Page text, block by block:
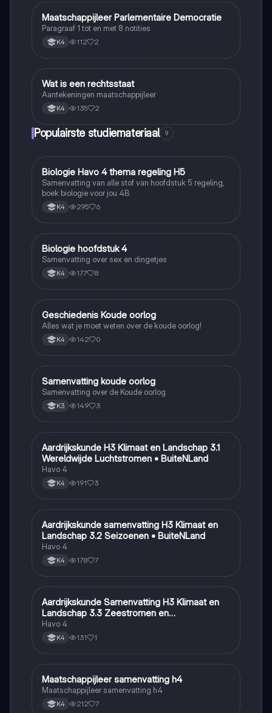
MMaatschappijleer
Maatschappijleer Parlementaire Democratie
Paragraaf 1 tot en met 8 notities
K4 112 2
WMaatschappijleer
Wat is een rechtsstaat
Aantekeningen maatschappijleer
K4 135 2
Populairste studiemateriaal 9
BBiologie
Biologie Havo 4 thema regeling H5
Samenvatting van alle stof van hoofdstuk 5 regeling,
boek biologie voor jou 4B
K4 295 6
BBiologie
Biologie hoofdstuk 4
Samenvatting over sex en dingetjes
K4 177 8
GGeschiedenis
Geschiedenis Koude oorlog
Alles wat je moet weten over de koude oorlog!
K4 142 0
SGeschiedenis
Samenvatting koude oorlog
Samenvatting over de Koude oorlog
K3 149 3
AAardrijkskunde
Aardrijkskunde H3 Klimaat en Landschap 3.1
Wereldwijde Luchtstromen • BuiteNLand
Havo 4
K4 191 3
AAardrijkskunde
Aardrijkskunde samenvatting H3 Klimaat en
Landschap 3.2 Seizoenen • BuiteNLand
Havo 4
K4 178 7
AAardrijkskunde
Aardrijkskunde Samenvatting H3 Klimaat en
Landschap 3.3 Zeestromen en
Klimaatgebieden • BuiteNLand
Havo 4
K4 131 1
MMaatschappijleer
Maatschappijleer samenvatting h4
Maatschappijleer samenvatting h4
K4 212 7